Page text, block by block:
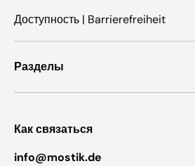
Доступность | Barrierefreiheit
Разделы
Как связаться
info@mostik.de